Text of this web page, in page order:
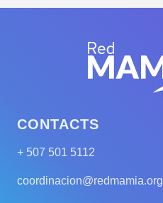
CONTACTS
+ 507 501 5112
coordinacion@redmamia.org